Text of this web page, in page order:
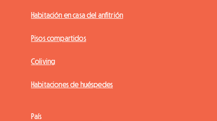
Habitación en casa del anfitrión
Pisos compartidos
Coliving
Habitaciones de huéspedes
País